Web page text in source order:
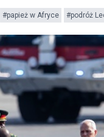
#papież w Afryce #podróż